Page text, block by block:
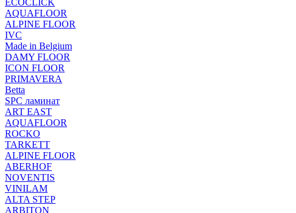
ECOCLICK
AQUAFLOOR
ALPINE FLOOR
IVC
Made in Belgium
DAMY FLOOR
ICON FLOOR
PRIMAVERA
Betta
SPC ламинат
ART EAST
AQUAFLOOR
ROCKO
TARKETT
ALPINE FLOOR
ABERHOF
NOVENTIS
VINILAM
ALTA STEP
ARBITON